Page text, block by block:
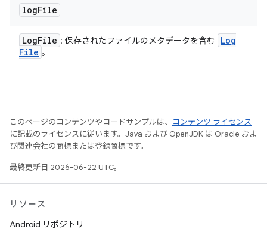
logFile
LogFile : 保存されたファイルのメタデータを含む
Log
File 。
このページのコンテンツやコードサンプルは、
コンテンツ ライセンス
に記載のライセンスに従います。Java および OpenJDK は Oracle およ
び関連会社の商標または登録商標です。
最終更新日 2026-06-22 UTC。
リソース
Android リポジトリ